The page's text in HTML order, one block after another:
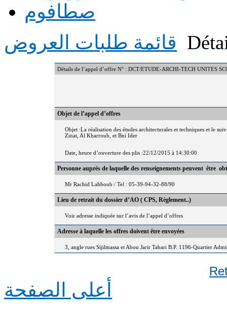
صطافوم
قائمة طلبات العروض
Détails de l’appel d’offre N° : DCT/ETUDE-ARCHI-TECH UNITES
Objet de l’appel d’offres
Objet :La réalisation des études architecturales et techniques et le
Zinat, Al Kharroub, et Bni Ider
Date, heure d’ouverture des plis :22/12/2015 à 14:30:00
Personne auprès de laquelle des renseignements peuvent être
Mr Rachid Lahboub / Tel : 05-39-94-32-88/90
Lieu de retrait du dossier d’AO ( CPS, Règlement..)
Voir adresse indiquée sur l’avis de l’appel d’offres
Adresse à laquelle les offres doivent être envoyées
3, angle rues Sijilmassa et Abou Jarir Tabari B.P. 1196-Quartier
أعلى الصفحة